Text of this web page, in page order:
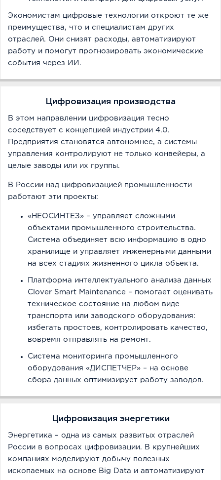
Экономистам цифровые технологии откроют те же
преимущества, что и специалистам других
отраслей. Они снизят расходы, автоматизируют
работу и помогут прогнозировать экономические
события через ИИ.
Цифровизация производства
В этом направлении цифровизация тесно
соседствует с концепцией индустрии 4.0.
Предприятия становятся автономнее, а системы
управления контролируют не только конвейеры, а
целые заводы или их группы.
В России над цифровизацией промышленности
работают эти проекты:
«НЕОСИНТЕЗ» – управляет сложными
объектами промышленного строительства.
Система объединяет всю информацию в одно
хранилище и управляет инженерными данными
на всех стадиях жизненного цикла объекта.
Платформа интеллектуального анализа данных
Clover Smart Maintenance – помогает оценивать
техническое состояние на любом виде
транспорта или заводского оборудования:
избегать простоев, контролировать качество,
вовремя отправлять на ремонт.
Система мониторинга промышленного
оборудования «ДИСПЕТЧЕР» – на основе
сбора данных оптимизирует работу заводов.
Цифровизация энергетики
Энергетика – одна из самых развитых отраслей
России в вопросах цифровизации. В крупнейших
компаниях моделируют добычу полезных
ископаемых на основе Big Data и автоматизируют